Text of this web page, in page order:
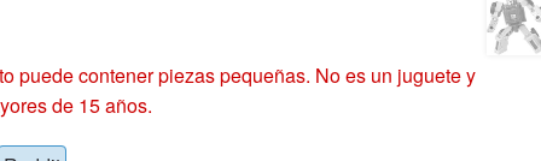
puede contener piezas pequeñas. No es un juguete y
de 15 años.